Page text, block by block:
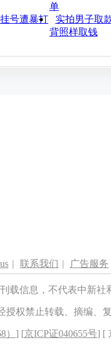
单
号遭暴打
实拍男子取
背照样取钱
| 联系我们 | 广告服务
载信息，不代表中新
授权禁止转载、摘编、
] [京ICP证040655号] [